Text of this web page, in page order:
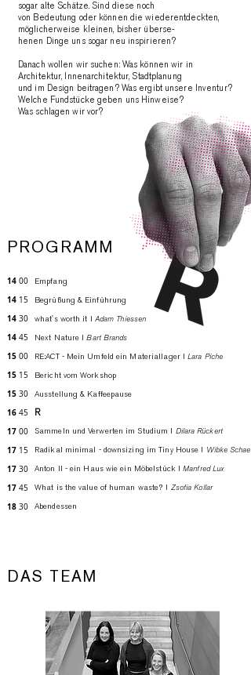
sogar alte Schätze. Sind diese noch
von Bedeutung oder können die wiederentdeckten,
möglicherweise kleinen, bisher überse-
henen Dinge uns sogar neu inspirieren?
Danach wollen wir suchen: Was können wir in
Architektur, Innenarchitektur, Stadtplanung
und im Design beitragen? Was ergibt unsere Inventur?
Welche Fundstücke geben uns Hinweise?
Was schlagen wir vor?
PROGRAMM
14 00
14 15
14 30
1445
15 00
15 15
15 30
16 45
17 00
17 15
17 30
17 45
18 30
Empfang
Begrüßung & Einführung
what's worth it l Adam Thiessen
Next Nature lBart Brands
RE:ACT - Mein Umfeld ein Materiallager ILara Piche
Bericht vom Workshop
Ausstellung & Kaffeepause
R
Sammeln und Verwerten im Studium l Dilara Rückert
Radikal minimal - downsizing im Tiny House l Wibke
Anton ll - ein Haus wie ein Möbelstück lManfred Lux
What is the value of human waste? I Zsofia Kollar
Abendessen
DAS TEAM